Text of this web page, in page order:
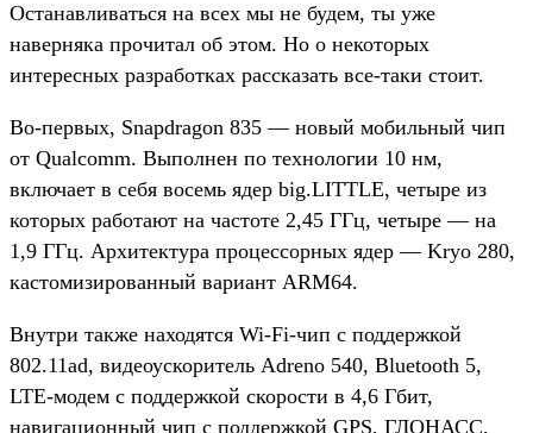
Останавливаться на всех мы не будем, ты уже
наверняка прочитал об этом. Но о некоторых
интересных разработках рассказать все-таки стоит.
Во-первых, Snapdragon 835 — новый мобильный чип
от Qualcomm. Выполнен по технологии 10 нм,
включает в себя восемь ядер big.LITTLE, четыре из
которых работают на частоте 2,45 ГГц, четыре — на
1,9 ГГц. Архитектура процессорных ядер — Kryo 280,
кастомизированный вариант ARM64.
Внутри также находятся Wi-Fi-чип с поддержкой
802.11ad, видеоускоритель Adreno 540, Bluetooth 5,
LTE-модем с поддержкой скорости в 4,6 Гбит,
навигационный чип с поддержкой GPS, ГЛОНАСС,